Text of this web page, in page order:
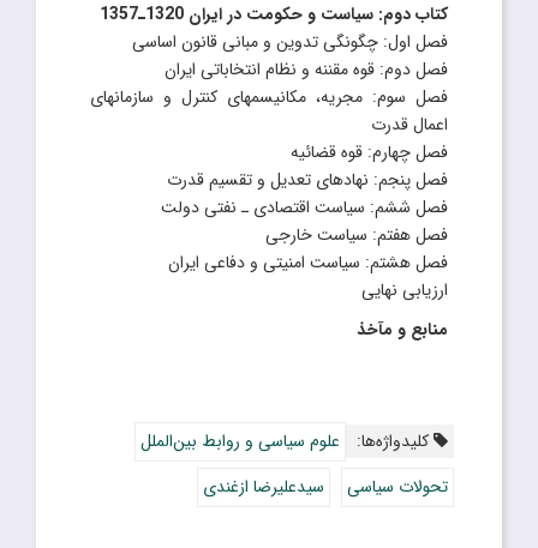
کتاب دوم: سیاست و حکومت در ایران 1320ـ1357
فصل اول: چگونگی تدوین و مبانی قانون اساسی
فصل دوم: قوه مقننه و نظام انتخاباتی ایران
فصل سوم: مجریه، مکانیسمهای کنترل و سازمانهای
اعمال قدرت
فصل چهارم: قوه قضائیه
فصل پنجم: نهادهای تعدیل و تقسیم قدرت
فصل ششم: سیاست اقتصادی ـ نفتی دولت
فصل هفتم: سیاست خارجی
فصل هشتم: سیاست امنیتی و دفاعی ایران
ارزیابی نهایی
منابع و مآخذ
کلیدواژه‌ها:
علوم سیاسی و روابط بین‌الملل
تحولات سیاسی
سیدعلیرضا ازغندى